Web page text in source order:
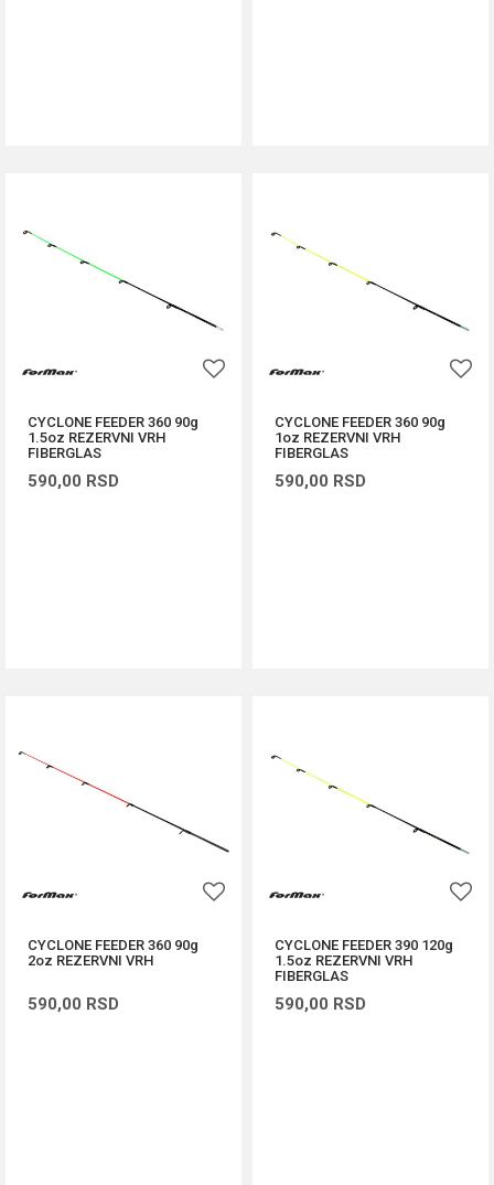
CYCLONE FEEDER 360 90g
1.5oz REZERVNI VRH
FIBERGLAS
590,00 RSD
CYCLONE FEEDER 360 90g
1oz REZERVNI VRH
FIBERGLAS
590,00 RSD
CYCLONE FEEDER 360 90g
2oz REZERVNI VRH
590,00 RSD
CYCLONE FEEDER 390 120g
1.5oz REZERVNI VRH
FIBERGLAS
590,00 RSD